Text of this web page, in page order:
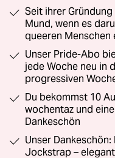
Seit ihrer
Mund, wenn es
queeren Menschen
Unser Pride-Abo
jede Woche neu in
progressiven
Du bekommst 10
wochentaz und
Dankeschön
Unser
Jockstrap –